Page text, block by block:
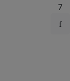
7